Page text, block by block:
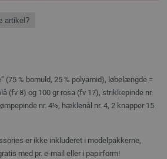
artikel?
(75 % bomuld, 25 % polyamid), løbelængde =
(fv 8) og 100 gr rosa (fv 17), strikkepinde nr.
nr. 4½, hæklenål nr. 4, 2 knapper 15
er ikke inkluderet i modelpakkerne,
med pr. e-mail eller i papirform!